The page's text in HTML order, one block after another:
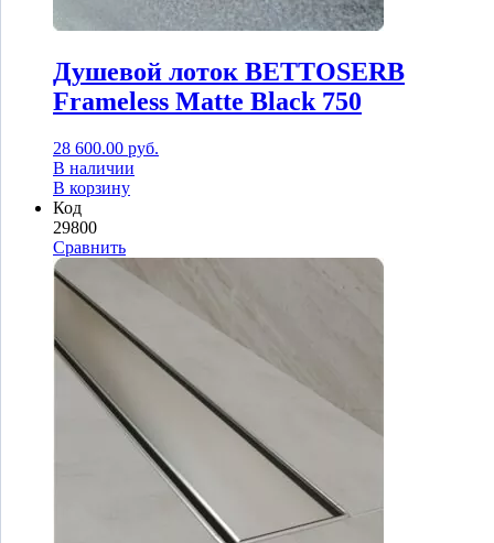
Душевой лоток BETTOSERB
Frameless Matte Black 750
28 600.00 руб.
В наличии
В корзину
Код
29800
Сравнить